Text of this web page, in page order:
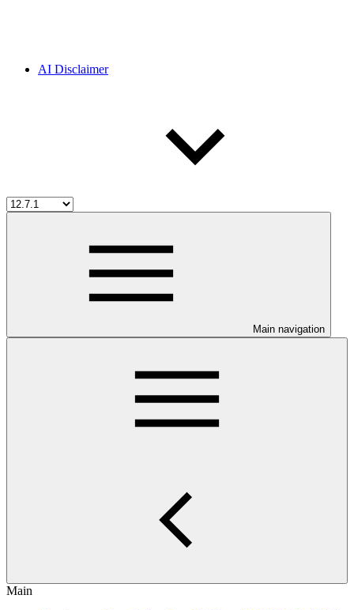
AI Disclaimer
Main navigation
Main